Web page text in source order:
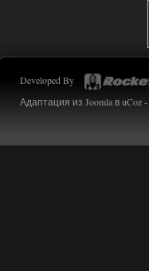
Developed By
Адаптация из Joomla в uCoz -